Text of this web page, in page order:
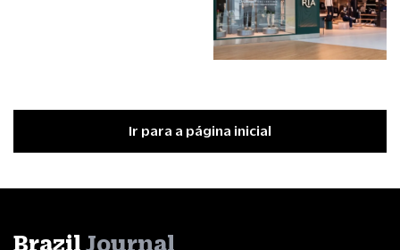
Ir para a página inicial
Brazil Journal